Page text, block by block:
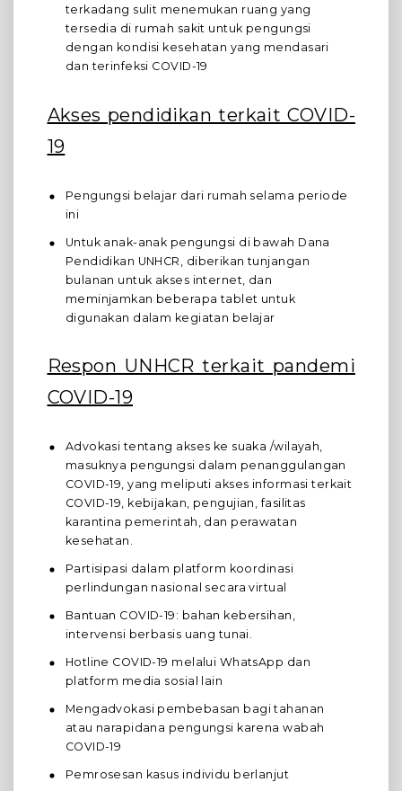
terkadang sulit menemukan ruang yang
tersedia di rumah sakit untuk pengungsi
dengan kondisi kesehatan yang mendasari
dan terinfeksi COVID-19
Akses pendidikan terkait COVID-
19
Pengungsi belajar dari rumah selama periode
ini
Untuk anak-anak pengungsi di bawah Dana
Pendidikan UNHCR, diberikan tunjangan
bulanan untuk akses internet, dan
meminjamkan beberapa tablet untuk
digunakan dalam kegiatan belajar
Respon UNHCR terkait pandemi
COVID-19
Advokasi tentang akses ke suaka /wilayah,
masuknya pengungsi dalam penanggulangan
COVID-19, yang meliputi akses informasi terkait
COVID-19, kebijakan, pengujian, fasilitas
karantina pemerintah, dan perawatan
kesehatan.
Partisipasi dalam platform koordinasi
perlindungan nasional secara virtual
Bantuan COVID-19: bahan kebersihan,
intervensi berbasis uang tunai.
Hotline COVID-19 melalui WhatsApp dan
platform media sosial lain
Mengadvokasi pembebasan bagi tahanan
atau narapidana pengungsi karena wabah
COVID-19
Pemrosesan kasus individu berlanjut